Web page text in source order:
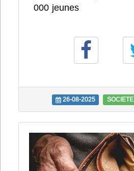
000 jeunes
26-08-2025 SOCIETE